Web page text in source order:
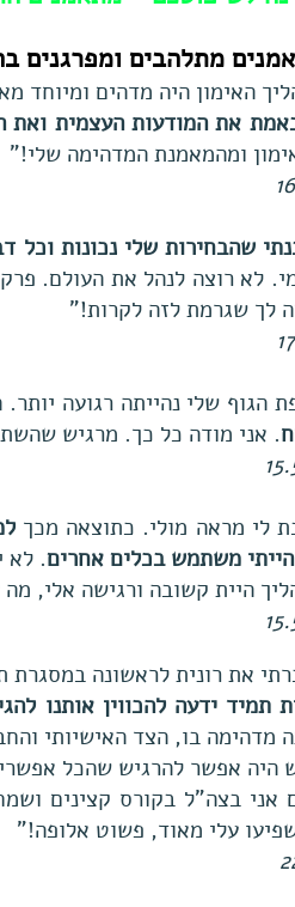
מתלהבים ומפרגנים
האימון היה מדהים ומיוחד
את המודעות העצמית ואת
ומהמאמנת המדהימה שלי!"
שהבחירות שלי נכונות וכל
לא רוצה לנהל את העולם.
לך שגרמת לזה לקרות!"
הגוף שלי נהייתה רגועה
. אני מודה כל כך. מרגיש
לי מראה מולי. כתוצאה מכך
משתמש בכלים אחרים. לא
היית קשובה ורגישה אלי,
את רונית לראשונה במסגרת
תמיד ידעה להכווין אותנו
מדהימה בו, הצד האישיותי
היה אפשר להרגיש שהכל
עלי מאוד, פשוט אלופה!"